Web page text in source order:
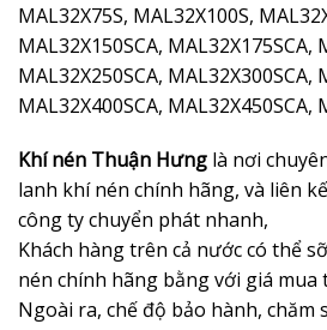
MAL32X75S, MAL32X100S,
MAL32X150SCA, MAL32X175SCA,
MAL32X250SCA, MAL32X300SCA,
MAL32X400SCA, MAL32X450SCA,
Khí nén Thuận Hưng là nơi
lanh khí nén chính hãng, và liên
công ty chuyển phát nhanh,
Khách hàng trên cả nước có thể
nén chính hãng bằng với giá mua
Ngoài ra, chế độ bảo hành, chăm